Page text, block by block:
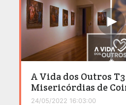
A Vida dos Outros T3
Misericórdias de
24/05/2022 16:03:00